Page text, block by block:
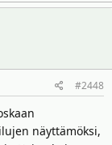
#2448
näyttämöksi,